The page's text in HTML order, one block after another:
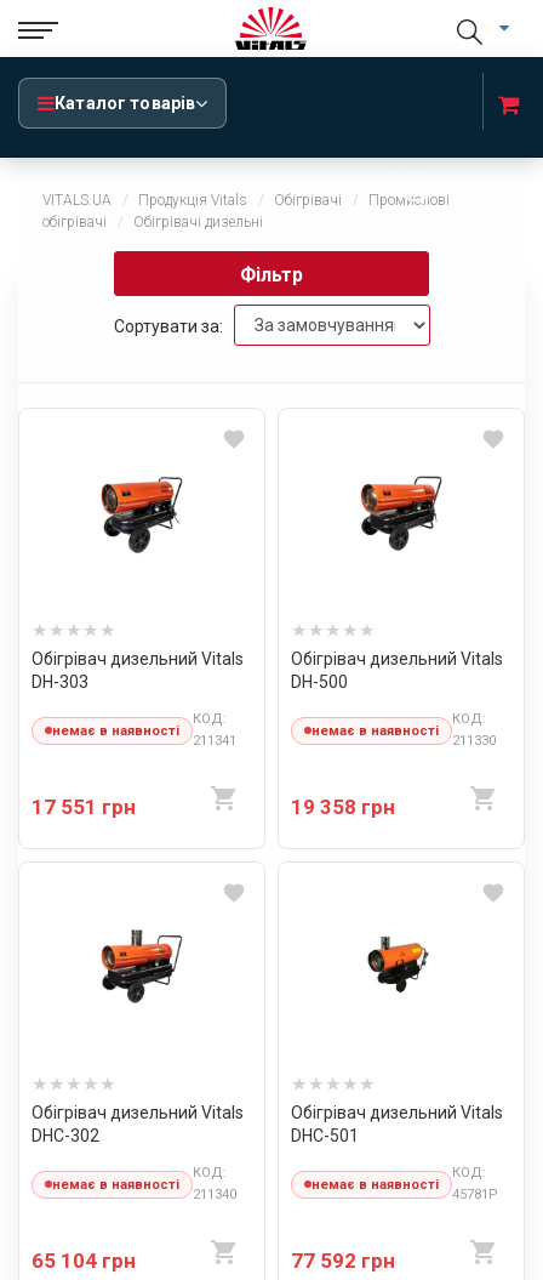
Каталог товарів
VITALS.UA Продукція Vitals Обігрівачі
Промислові
обігрівачі
Обігрівачі дизельні
x
Фільтр
Сортувати за:
Обігрівач дизельний Vitals
DH-303
немає в наявності
КОД:
211341
17 551 грн
Обігрівач дизельний Vitals
DH-500
немає в наявності
КОД:
211330
19 358 грн
Обігрівач дизельний Vitals
DHC-302
немає в наявності
КОД:
211340
65 104 грн
Обігрівач дизельний Vitals
DHC-501
немає в наявності
КОД:
45781P
77 592 грн